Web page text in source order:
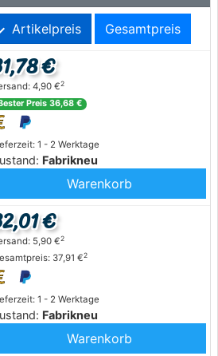
Artikelpreis Gesamtpreis
1 - 2 Werktage
Fabrikneu
€
4,90 €2
Preis 36,68 €
Warenkorb
1 - 2 Werktage
Fabrikneu
€
5,90 €2
37,91 €2
Warenkorb